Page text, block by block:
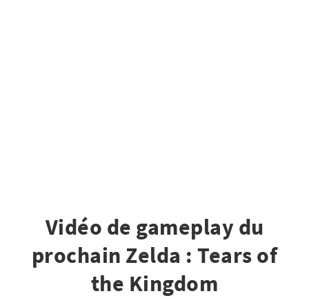
Vidéo de gameplay du
prochain Zelda : Tears of
the Kingdom